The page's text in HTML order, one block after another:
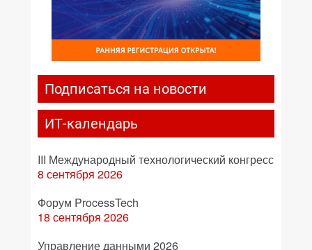
Подписаться на новости
ИТ-календарь
III Международный технологический конгресс
8 сентября 2026
Форум ProcessTech
18 сентября 2026
Управление данными 2026